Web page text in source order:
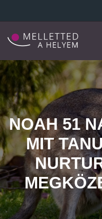
NOAH 51
MIT